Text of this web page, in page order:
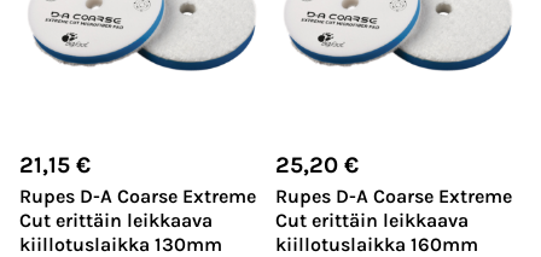
21,15 €
Rupes D-A Coarse Extreme
Cut erittäin leikkaava
kiillotuslaikka 130mm
25,20 €
Rupes D-A Coarse Extreme
Cut erittäin leikkaava
kiillotuslaikka 160mm